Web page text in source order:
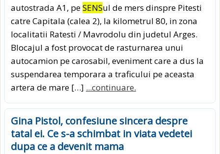
autostrada A1, peSENSul de mers dinspre Pitesti
catre Capitala (calea 2), la kilometrul 80, in zona
localitatii Ratesti / Mavrodolu din judetul Arges.
Blocajul a fost provocat de rasturnarea unui
autocamion pe carosabil, eveniment care a dus la
suspendarea temporara a traficului pe aceasta
artera de mare […] ...continuare.
Gina Pistol, confesiune sincera despre
tatal ei. Ce s-a schimbat in viata vedetei
dupa ce a devenit mama